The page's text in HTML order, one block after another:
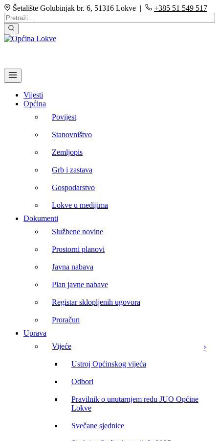
Šetalište Golubinjak br. 6, 51316 Lokve | +385 51 549 517
Vijesti
Općina
Povijest
Stanovništvo
Zemljopis
Grb i zastava
Gospodarstvo
Lokve u medijima
Dokumenti
Službene novine
Prostorni planovi
Javna nabava
Plan javne nabave
Registar sklopljenih ugovora
Proračun
Uprava
Vijeće
Ustroj Općinskog vijeća
Odbori
Pravilnik o unutarnjem redu JUO Općine
Lokve
Svečane sjednice